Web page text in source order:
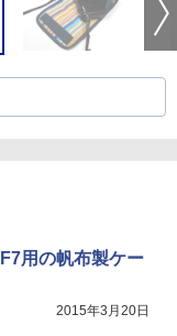
用の帆布製ケー
2015年3月20日